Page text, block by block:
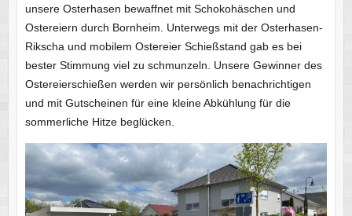
unsere Osterhasen bewaffnet mit Schokohäschen und
Ostereiern durch Bornheim. Unterwegs mit der Osterhasen-
Rikscha und mobilem Ostereier Schießstand gab es bei
bester Stimmung viel zu schmunzeln. Unsere Gewinner des
Ostereierschießen werden wir persönlich benachrichtigen
und mit Gutscheinen für eine kleine Abkühlung für die
sommerliche Hitze beglücken.